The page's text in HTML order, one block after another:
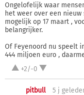
Ongelofelijk waar
het weer over een nieuw
mogelijk op 17 maart ,
belangrijker.
Of Feyenoord nu speelt
444 miljoen euro ,
+2/-0
pitbull 5 j